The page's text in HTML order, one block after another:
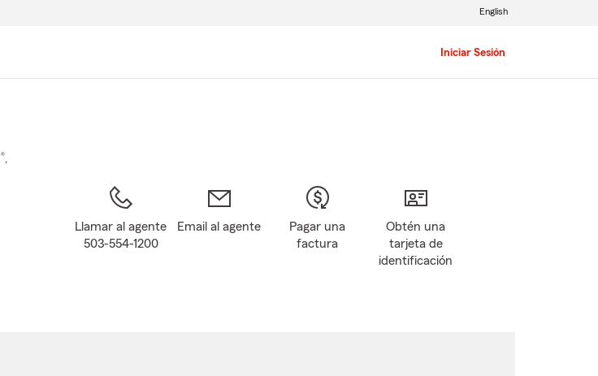
Iniciar Sesión
English
®,
Llamar al agente
503-554-1200
Email al agente
Pagar una
factura
Obtén una
tarjeta de
identificación